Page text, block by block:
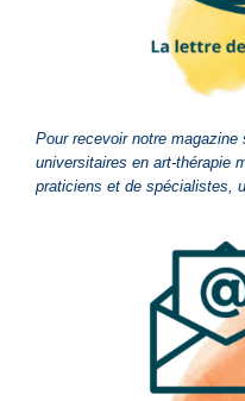
Pour recevoir notre
universitaires en art-thérapie
praticiens et de spécialistes,